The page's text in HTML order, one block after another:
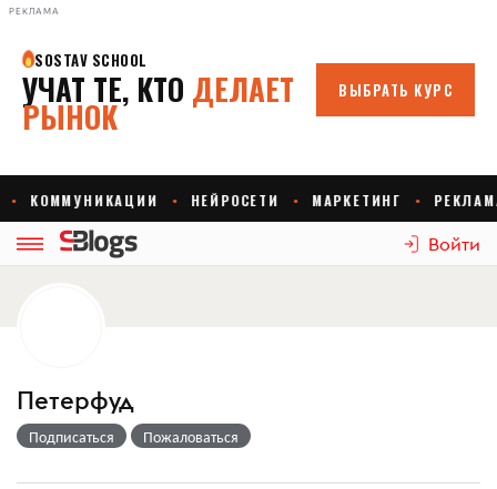
РЕКЛАМА
Войти
Петерфуд
Подписаться Пожаловаться